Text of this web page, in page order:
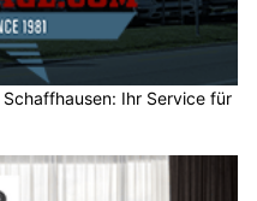
Ihr Service für